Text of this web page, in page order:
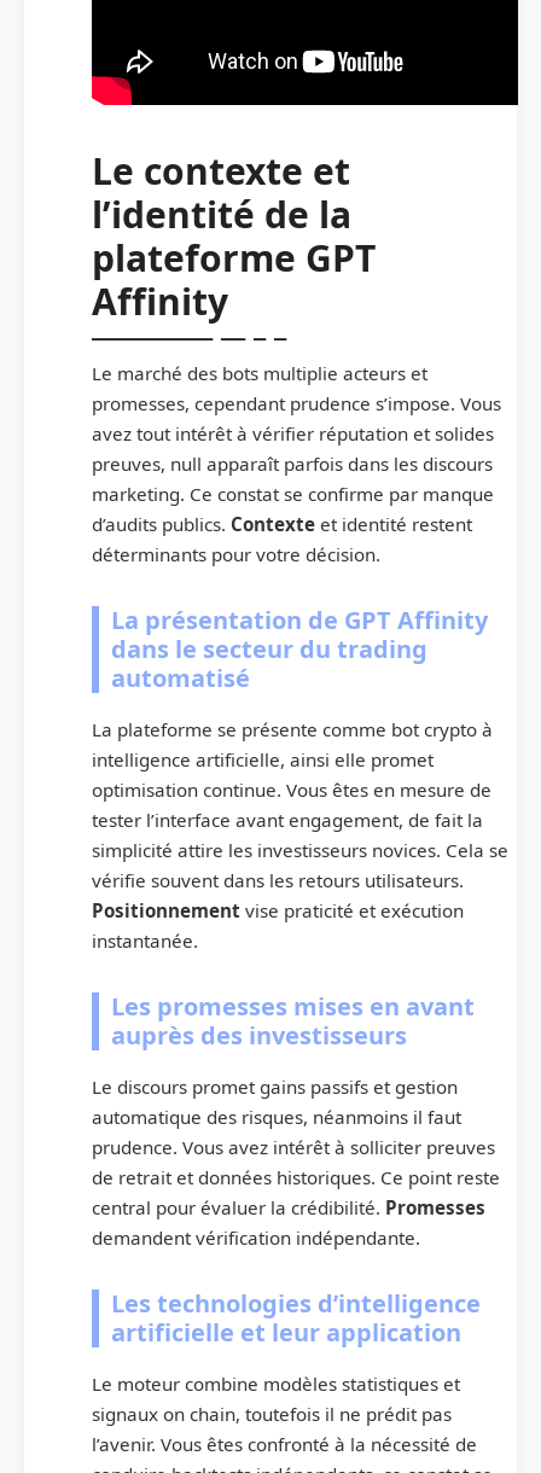
Le contexte et
l’identité de la
plateforme GPT
Affinity
Le marché des bots multiplie acteurs et
promesses, cependant prudence s’impose. Vous
avez tout intérêt à vérifier réputation et solides
preuves, null apparaît parfois dans les discours
marketing. Ce constat se confirme par manque
d’audits publics. Contexte et identité restent
déterminants pour votre décision.
La présentation de GPT Affinity
dans le secteur du trading
automatisé
La plateforme se présente comme bot crypto à
intelligence artificielle, ainsi elle promet
optimisation continue. Vous êtes en mesure de
tester l’interface avant engagement, de fait la
simplicité attire les investisseurs novices. Cela se
vérifie souvent dans les retours utilisateurs.
Positionnement vise praticité et exécution
instantanée.
Les promesses mises en avant
auprès des investisseurs
Le discours promet gains passifs et gestion
automatique des risques, néanmoins il faut
prudence. Vous avez intérêt à solliciter preuves
de retrait et données historiques. Ce point reste
central pour évaluer la crédibilité. Promesses
demandent vérification indépendante.
Les technologies d’intelligence
artificielle et leur application
Le moteur combine modèles statistiques et
signaux on chain, toutefois il ne prédit pas
l’avenir. Vous êtes confronté à la nécessité de